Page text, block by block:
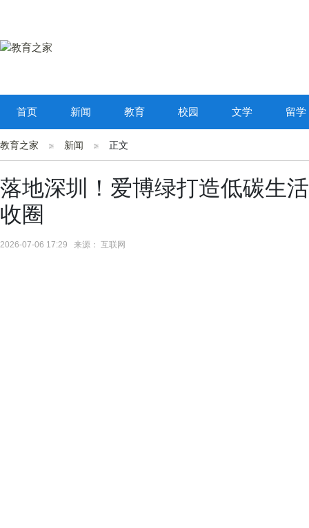
首页 新闻 教育 校园 文学 留学
教育之家 新闻 正文
落地深圳！爱博绿打造低碳生
收圈
2026-07-06 17:29 来源： 互联网